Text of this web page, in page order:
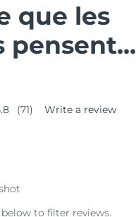
que les
pensent...
(71) Write a review